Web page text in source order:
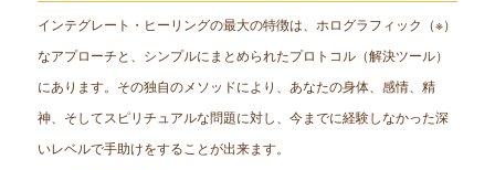
インテグレート・ヒーリングの最大の特徴は、ホログラフィック（※）
なアプローチと、シンプルにまとめられたプロトコル（解決ツール）
にあります。その独自のメソッドにより、あなたの身体、感情、精
神、そしてスピリチュアルな問題に対し、今までに経験しなかった深
いレベルで手助けをすることが出来ます。